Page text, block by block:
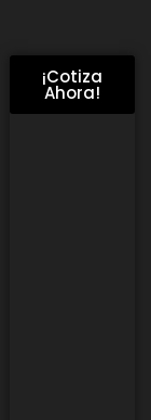
¡Cotiza
Ahora!